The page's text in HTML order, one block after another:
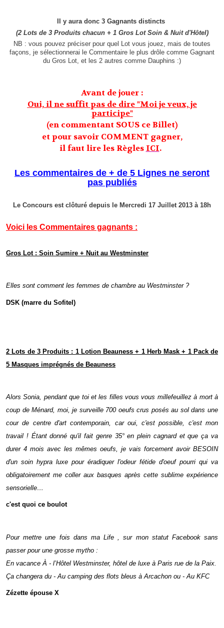
Il y aura donc 3 Gagnants distincts
(2 Lots de 3 Produits chacun + 1 Gros Lot Soin & Nuit d'Hôtel)
NB : vous pouvez préciser pour quel Lot vous jouez, mais de toutes
façons, je sélectionnerai le Commentaire le plus drôle comme Gagnant
du Gros Lot, et les 2 autres comme Dauphins :)
Avant de jouer :
Oui, il ne suffit pas de dire "Moi je veux, je
participe"
(en commentant SOUS ce Billet)
et pour savoir COMMENT gagner,
il faut lire les Règles ICI.
Les commentaires de + de 5 Lignes ne seront
pas publiés
Le Concours est clôturé depuis le Mercredi 17 Juillet 2013 à 18h
Voici les Commentaires gagnants :
Gros Lot : Soin Sumire + Nuit au Westminster
Elles sont comment les femmes de chambre au Westminster ?
DSK (marre du Sofitel)
2 Lots de 3 Produits : 1 Lotion Beauness + 1 Herb Mask + 1 Pack de
5 Masques imprégnés de Beauness
Alors Sonia, pendant que toi et les filles vous vous millefeuillez à mort à
coup de Ménard, moi, je surveille 700 oeufs crus posés au sol dans une
cour de centre d'art contemporain, car oui, c'est possible, c'est mon
travail ! Étant donné qu'il fait genre 35° en plein cagnard et que ça va
durer 4 mois avec les mêmes oeufs, je vais forcement avoir BESOIN
d'un soin hypra luxe pour éradiquer l'odeur fétide d'oeuf pourri qui va
obligatoirement me coller aux basques après cette sublime expérience
sensorielle…
c'est quoi ce boulot
Pour mettre une fois dans ma Life , sur mon statut Facebook sans
passer pour une grosse mytho :
En vacance À - l’Hôtel Westminster, hôtel de luxe à Paris rue de la Paix.
Ça changera du - Au camping des flots bleus à Arcachon ou - Au KFC
Zézette épouse X